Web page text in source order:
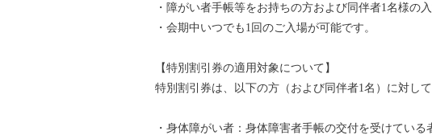
・障がい者手帳等をお持ちの方および同伴者1名様の
・会期中いつでも1回のご入場が可能です。
【特別割引券の適用対象について】
特別割引券は、以下の方（および同伴者1名）に対して
・身体障がい者：身体障害者手帳の交付を受けている